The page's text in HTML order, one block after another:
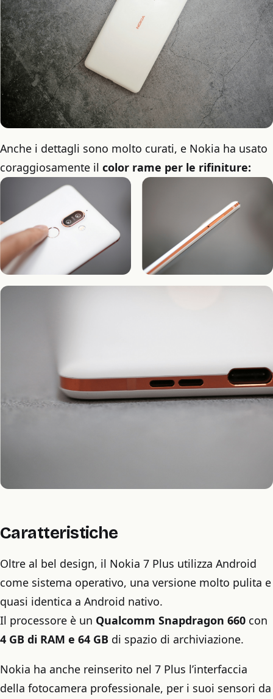
Anche i dettagli sono molto curati, e Nokia ha usato
coraggiosamente il color rame per le rifiniture:
Caratteristiche
Oltre al bel design, il Nokia 7 Plus utilizza Android
come sistema operativo, una versione molto pulita e
quasi identica a Android nativo.
Il processore è un Qualcomm Snapdragon 660 con
4 GB di RAM e 64 GB di spazio di archiviazione.
Nokia ha anche reinserito nel 7 Plus l’interfaccia
della fotocamera professionale, per i suoi sensori da